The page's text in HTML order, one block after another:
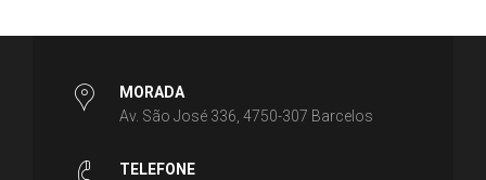
MORADA
Av. São José 336, 4750-307 Barcelos
TELEFONE